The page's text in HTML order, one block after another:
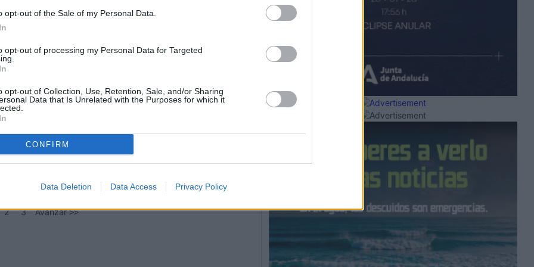
opt-out of the Sale of my Personal Data.
opt-out of processing my Personal Data for Targeted
opt-out of Collection, Use, Retention, Sale, and/or Sharing
Data that Is Unrelated with the Purposes for which it
CONFIRM
Data Deletion Data Access Privacy Policy
El II Premio Internacional de
10-03-2020 / 13:11
2 3 Avanzar